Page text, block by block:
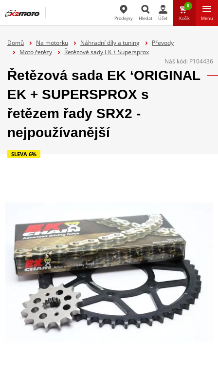
Prodejny Hledat Účet
0
Košík Menu
Domů Na motorku Náhradní díly a tuning
Převody
Moto řetězy
Řetězové sady EK + Supersprox
Náš kód: P104436
Řetězová sada EK ‘ORIGINAL
EK + SUPERSPROX s
řetězem řady SRX2 -
nejpoužívanější
SLEVA 6%